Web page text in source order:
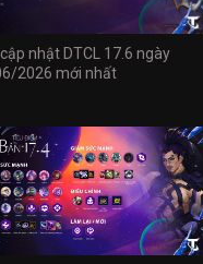
nhật DTCL 17.6 ngày
2026 mới nhất